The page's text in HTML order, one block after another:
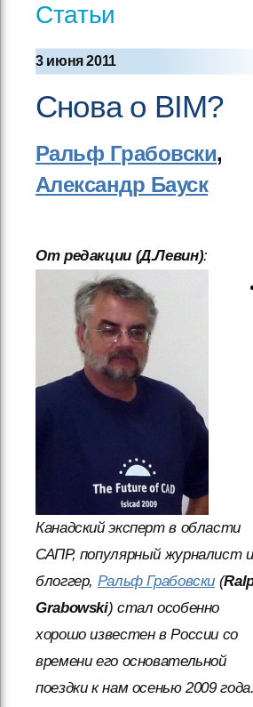
Статьи
3 июня 2011
Снова о BIM?
Ральф Грабовски,
Александр Бауск
От редакции (Д.Левин):
Канадский эксперт в области
САПР, популярный журналист и
блоггер, Ральф Грабовски (
Grabowski) стал особенно
хорошо известен в России со
времени его основательной
поездки к нам осенью 2009 года.